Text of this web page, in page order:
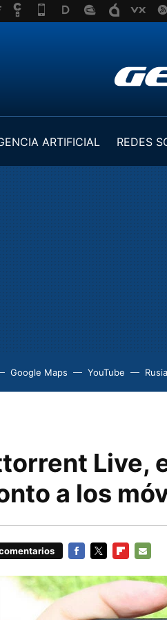
ARTIFICIAL REDES
Google Maps YouTube Rusia
Live,
a los
MAIL